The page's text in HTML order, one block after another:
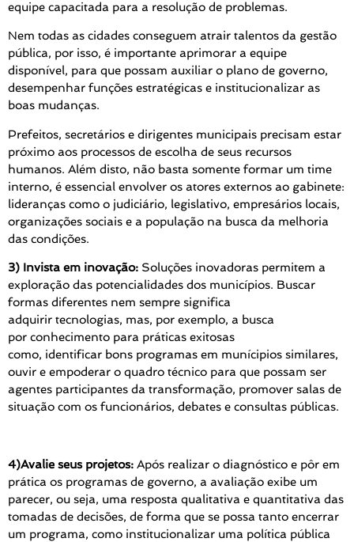
equipe capacitada para a resolução de problemas.
Nem todas as cidades conseguem atrair talentos da gestão
pública, por isso, é importante aprimorar a equipe
disponível, para que possam auxiliar o plano de governo,
desempenhar funções estratégicas e institucionalizar as
boas mudanças.
Prefeitos, secretários e dirigentes municipais precisam estar
próximo aos processos de escolha de seus recursos
humanos. Além disto, não basta somente formar um time
interno, é essencial envolver os atores externos ao gabinete:
lideranças como o judiciário, legislativo, empresários locais,
organizações sociais e a população na busca da melhoria
das condições.
3) Invista em inovação: Soluções inovadoras permitem a
exploração das potencialidades dos municípios. Buscar
formas diferentes nem sempre significa
adquirir tecnologias, mas, por exemplo, a busca
por conhecimento para práticas exitosas
como, identificar bons programas em munícipios similares,
ouvir e empoderar o quadro técnico para que possam ser
agentes participantes da transformação, promover salas de
situação com os funcionários, debates e consultas públicas.
4)Avalie seus projetos: Após realizar o diagnóstico e pôr em
prática os programas de governo, a avaliação exibe um
parecer, ou seja, uma resposta qualitativa e quantitativa das
tomadas de decisões, de forma que se possa tanto encerrar
um programa, como institucionalizar uma política pública